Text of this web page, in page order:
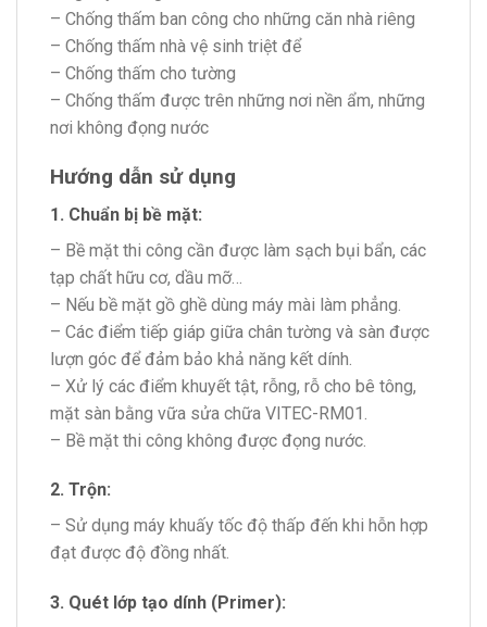
– Chống thấm ban công cho những căn nhà riêng
– Chống thấm nhà vệ sinh triệt để
– Chống thấm cho tường
– Chống thấm được trên những nơi nền ẩm, những
nơi không đọng nước
Hướng dẫn sử dụng
1. Chuẩn bị bề mặt:
– Bề mặt thi công cần được làm sạch bụi bẩn, các
tạp chất hữu cơ, dầu mỡ…
– Nếu bề mặt gồ ghề dùng máy mài làm phẳng.
– Các điểm tiếp giáp giữa chân tường và sàn được
lượn góc để đảm bảo khả năng kết dính.
– Xử lý các điểm khuyết tật, rỗng, rỗ cho bê tông,
mặt sàn bằng vữa sửa chữa VITEC-RM01.
– Bề mặt thi công không được đọng nước.
2. Trộn:
– Sử dụng máy khuấy tốc độ thấp đến khi hỗn hợp
đạt được độ đồng nhất.
3. Quét lớp tạo dính (Primer):